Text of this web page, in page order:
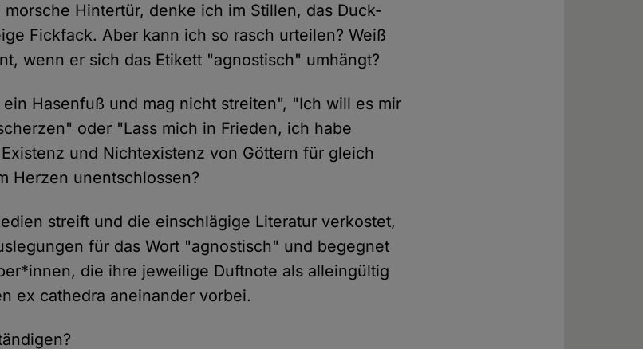
Hintertür, denke ich im Stillen, das Duck-
Fickfack. Aber kann ich so rasch urteilen? Weiß
wenn er sich das Etikett "agnostisch" umhängt?
Hasenfuß und mag nicht streiten", "Ich will es mir
oder "Lass mich in Frieden, ich habe
und Nichtexistenz von Göttern für gleich
Herzen unentschlossen?
streift und die einschlägige Literatur verkostet,
für das Wort "agnostisch" und begegnet
die ihre jeweilige Duftnote als alleingültig
ex cathedra aneinander vorbei.